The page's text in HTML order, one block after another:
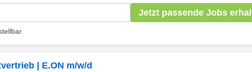
Jetzt passende Jobs
| E.ON m/w/d